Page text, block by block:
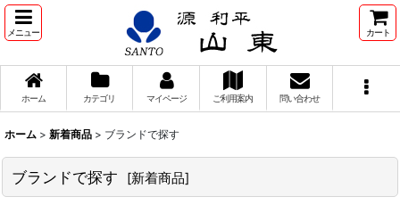
メニュー カート
ホーム カテゴリ マイページ ご利用案内 問い合わせ
ホーム > 新着商品 > ブランドで探す
ブランドで探す [新着商品]